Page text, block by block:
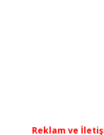
Reklam ve